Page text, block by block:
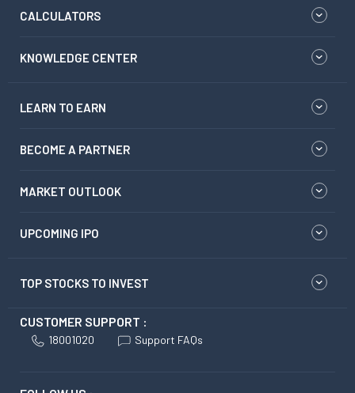
CALCULATORS
KNOWLEDGE CENTER
LEARN TO EARN
BECOME A PARTNER
MARKET OUTLOOK
UPCOMING IPO
TOP STOCKS TO INVEST
CUSTOMER SUPPORT :
18001020 Support FAQs